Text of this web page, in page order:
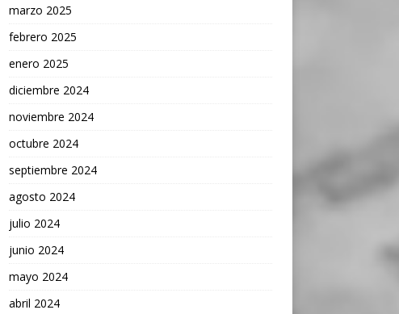
marzo 2025
febrero 2025
enero 2025
diciembre 2024
noviembre 2024
octubre 2024
septiembre 2024
agosto 2024
julio 2024
junio 2024
mayo 2024
abril 2024